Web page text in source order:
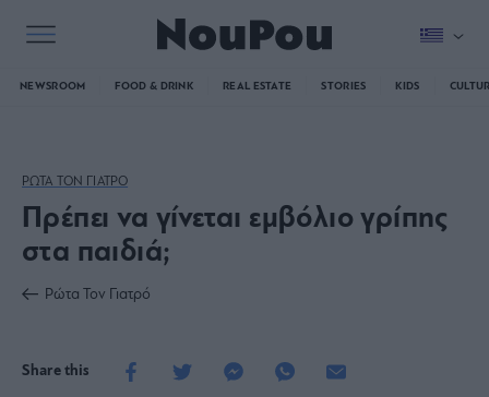
NEWSROOM FOOD & DRINK REAL ESTATE STORIES KIDS
ΡΩΤΑ ΤΟΝ ΓΙΑΤΡΟ
Πρέπει να γίνεται εμβόλιο γρίπης
στα παιδιά;
Ρώτα Τον Γιατρό
Share this